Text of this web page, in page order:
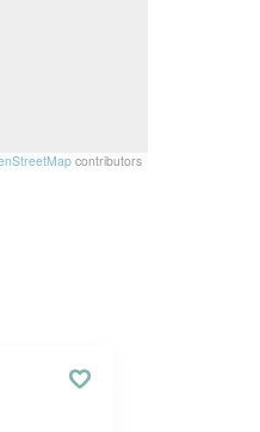
contributors